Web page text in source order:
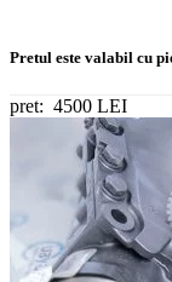
Pretul este valabil cu
pret: 4500 LEI